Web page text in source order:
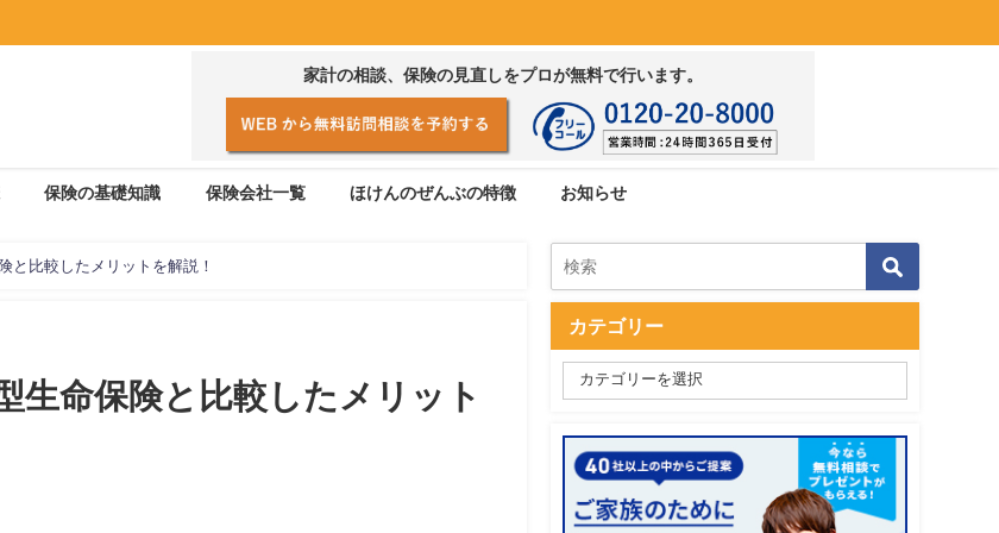
家計の相談、保険の見直しをプロが無料で行います。
保険の基礎知識 保険会社一覧 ほけんのぜんぶの特徴 お知らせ
と比較したメリットを解説！
生命保険と比較したメリット
カテゴリー